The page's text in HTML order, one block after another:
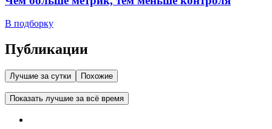
В подборку
Публикации
Лучшие за сутки Похожие
Показать лучшие за всё время